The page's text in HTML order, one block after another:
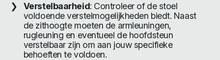
Verstelbaarheid: Controleer of de stoel
voldoende verstelmogelijkheden biedt. Naast
de zithoogte moeten de armleuningen,
rugleuning en eventueel de hoofdsteun
verstelbaar zijn om aan jouw specifieke
behoeften te voldoen.